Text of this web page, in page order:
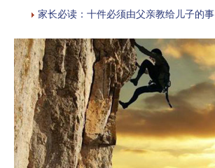
家长必读：十件必须由父亲教给儿子的事